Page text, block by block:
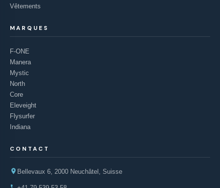
Vêtements
MARQUES
F-ONE
Manera
Mystic
North
Core
Eleveight
Flysurfer
Indiana
CONTACT
Bellevaux 6, 2000 Neuchâtel, Suisse